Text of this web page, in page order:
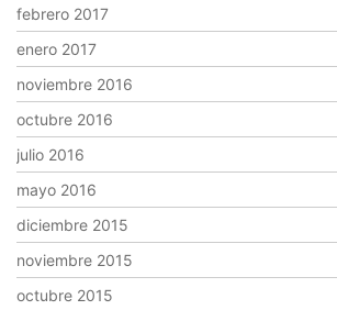
febrero 2017
enero 2017
noviembre 2016
octubre 2016
julio 2016
mayo 2016
diciembre 2015
noviembre 2015
octubre 2015